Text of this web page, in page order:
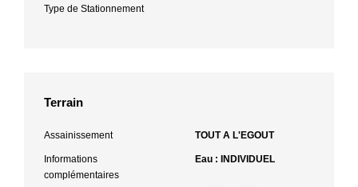
Type de Stationnement
Terrain
Assainissement TOUT A L'EGOUT
Informations
complémentaires
Eau : INDIVIDUEL